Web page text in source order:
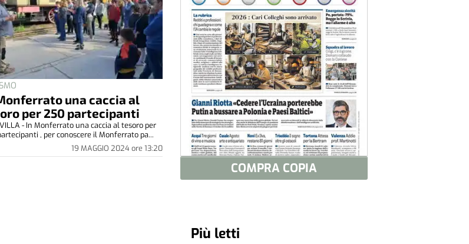
una caccia al
per 250 partecipanti
19 MAGGIO 2024ore 13:20
- In Monferrato una caccia al tesoro per
, per conoscere il Monferrato pa...
COMPRA COPIA
Più letti